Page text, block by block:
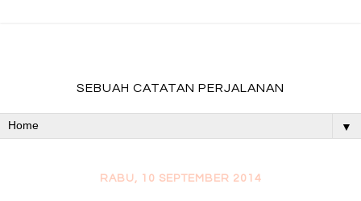
SEBUAH CATATAN PERJALANAN
▼
RABU, 10 SEPTEMBER 2014